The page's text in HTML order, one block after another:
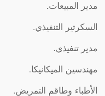
مدير المبيعات.
السكرتير التنفيذي.
مدير تنفيذي.
مهندسين الميكانيكا.
الأطباء وطاقم التمريض.